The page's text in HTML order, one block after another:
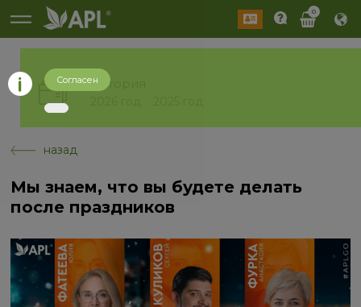
0
История
назад
Мы знаем, что вы будете делать
после праздников
Согласен